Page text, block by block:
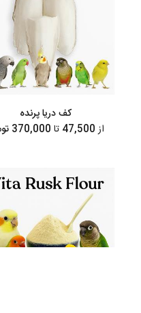
کف دریا پرنده
از
تا